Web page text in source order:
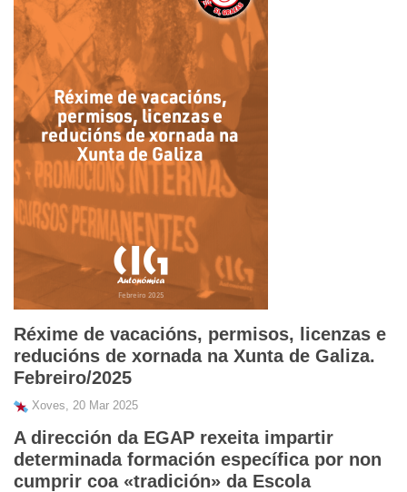
Réxime de vacacións, permisos, licenzas e
reducións de xornada na Xunta de Galiza.
Febreiro/2025
Xoves, 20 Mar 2025
A dirección da EGAP rexeita impartir
determinada formación específica por non
cumprir coa «tradición» da Escola